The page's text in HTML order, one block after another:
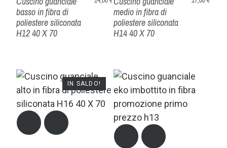
basso in fibra di
poliestere siliconata
H12 40 X 70
medio in fibra di
poliestere siliconata
H14 40 X 70
IN SALDO!